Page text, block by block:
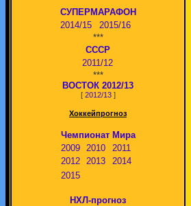
СУПЕРМАРАФОН
2014/15
2015/16
***
СССР
2011/12
***
ВОСТОК 2012/13
[ 2012/13]
Хоккейпрогноз
Чемпионат Мира
2009
2010
2011
2012
2013
2014
2015
НХЛ-прогноз